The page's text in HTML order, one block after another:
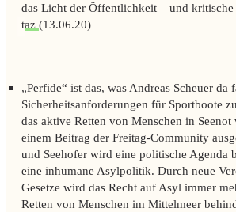
das Licht der Öffentlichkeit – und kritische
taz(13.06.20)
„Perfide“ ist das, was Andreas Scheuer da
Sicherheitsanforderungen für Sportboote
das aktive Retten von Menschen in
einem Beitrag derFreitag-Community
und Seehofer wird eine politische Agenda
eine inhumane Asylpolitik. Durch neue
Gesetze wird das Recht auf Asyl immer
Retten von Menschen im Mittelmeer